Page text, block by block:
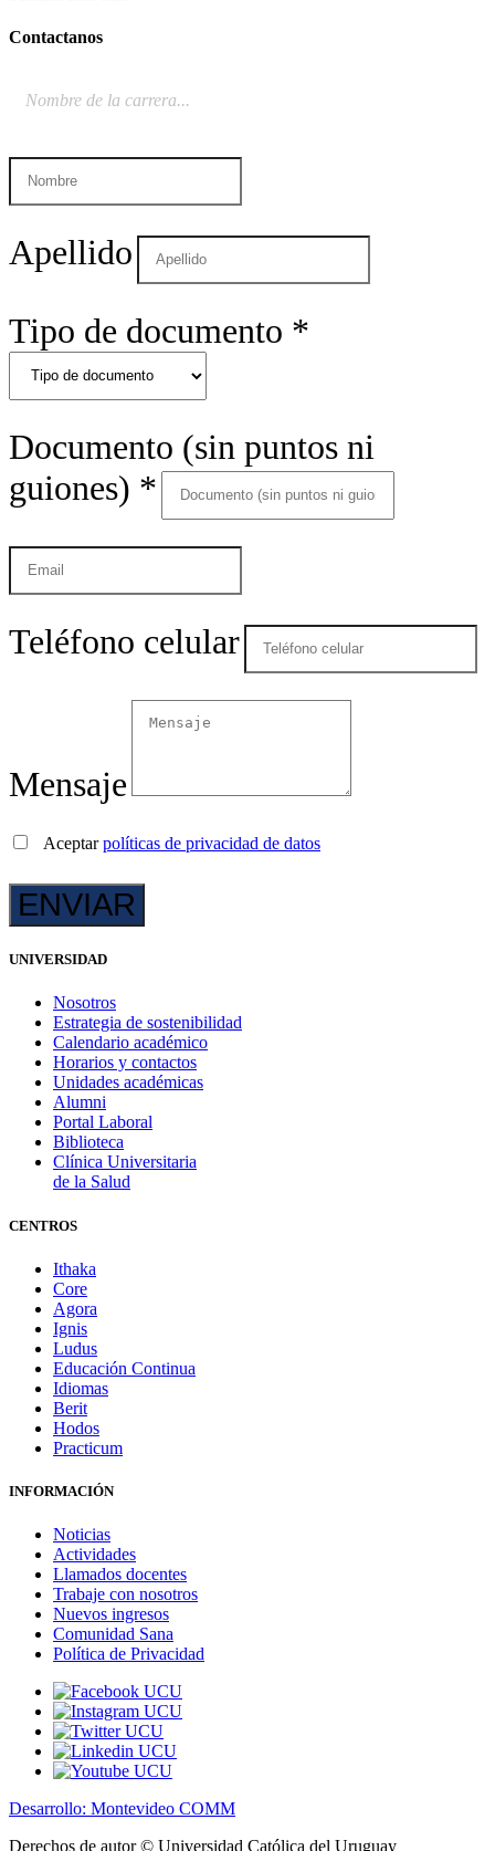
Contactanos
Apellido
Tipo de documento *
Documento (sin puntos ni
guiones) *
Teléfono celular
Mensaje
Aceptarpolíticas de privacidad de datos
UNIVERSIDAD
Nosotros
Estrategia de sostenibilidad
Calendario académico
Horarios y contactos
Unidades académicas
Alumni
Portal Laboral
Biblioteca
Clínica Universitaria
de la Salud
CENTROS
Ithaka
Core
Agora
Ignis
Ludus
Educación Continua
Idiomas
Berit
Hodos
Practicum
INFORMACIÓN
Noticias
Actividades
Llamados docentes
Trabaje con nosotros
Nuevos ingresos
Comunidad Sana
Política de Privacidad
Desarrollo: Montevideo COMM
Derechos de autor © Universidad Católica del Uruguay